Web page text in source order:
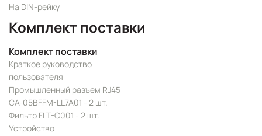
На DIN-рейку
Комплект поставки
Комплект поставки
Краткое руководство
пользователя
Промышленный разъем RJ45
CA-05BFFM-LL7A01 - 2 шт.
Фильтр FLT-C001 - 2 шт.
Устройство